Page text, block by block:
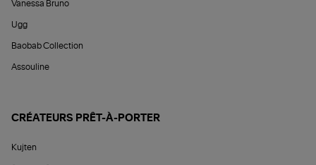
Vanessa Bruno
Ugg
Baobab Collection
Assouline
CRÉATEURS PRÊT-À-PORTER
Kujten